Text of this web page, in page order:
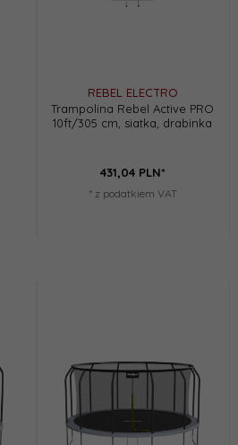
REBEL ELECTRO
Trampolina Rebel Active PRO
10ft/305 cm, siatka, drabinka
431,04 PLN*
* z podatkiem VAT